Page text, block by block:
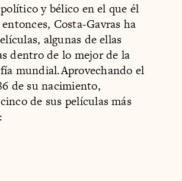
y bélico en el que él
Costa-Gavras ha
algunas de ellas
dentro de lo mejor de la
mundial.Aprovechando el
de su nacimiento,
de sus películas más